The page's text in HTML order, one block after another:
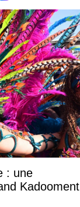
: une
Kadooment